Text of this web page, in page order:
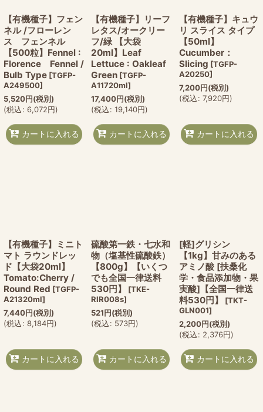
【有機種子】フェン
ネル /フローレン
ス フェンネル
【500粒】Fennel :
Florence Fennel /
Bulb Type [TGFP-
A249500]
5,520円(税別)
(税込: 6,072円)
カートに入れる
【有機種子】リーフ
レタス/オークリー
フ/緑 【大袋
20ml】Leaf
Lettuce : Oakleaf
Green [TGFP-
A11720ml]
17,400円(税別)
(税込: 19,140円)
カートに入れる
【有機種子】キュウ
リ スライス タイプ
【50ml】
Cucumber：
Slicing [TGFP-
A20250]
7,200円(税別)
(税込: 7,920円)
カートに入れる
【有機種子】ミニト
マト ラウンドレッ
ド【大袋20ml】
Tomato:Cherry /
Round Red [TGFP-
A21320ml]
7,440円(税別)
(税込: 8,184円)
カートに入れる
硫酸第一鉄・七水和
物（塩基性硫酸鉄）
【800g】【いくつ
でも全国一律送料
530円】
[TKE-
RIR008s]
521円(税別)
(税込: 573円)
カートに入れる
[軽]グリシン
【1kg】甘みのある
アミノ酸 [扶桑化
学・食品添加物・果
実酸]【全国一律送
料530円】
[TKT-
GLN001]
2,200円(税別)
(税込: 2,376円)
カートに入れる